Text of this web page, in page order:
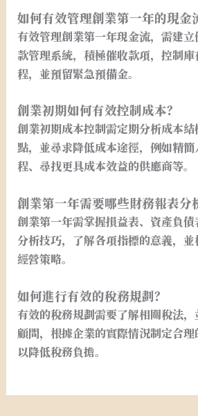
如何有效管理創業第一年的現金
有效管理創業第一年現金流，需建
款管理系統，積極催收款項，控制
程，並預留緊急預備金。
創業初期如何有效控制成本？
創業初期成本控制需定期分析成本
點，並尋求降低成本途徑，例如精
程、尋找更具成本效益的供應商等。
創業第一年需要哪些財務報表分
創業第一年需掌握損益表、資產負
分析技巧，了解各項指標的意義，
經營策略。
如何進行有效的稅務規劃？
有效的稅務規劃需要了解相關稅法
顧問，根據企業的實際情況制定合理
以降低稅務負擔。